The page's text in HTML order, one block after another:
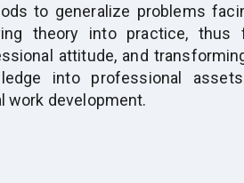
to generalize problems
theory into practice, thus
attitude, and
into professional
work development.